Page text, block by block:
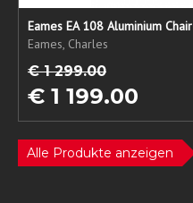
Eames EA 108 Aluminium Chair
Eames, Charles
€ 1 299.00
€ 1 199.00
Alle Produkte anzeigen